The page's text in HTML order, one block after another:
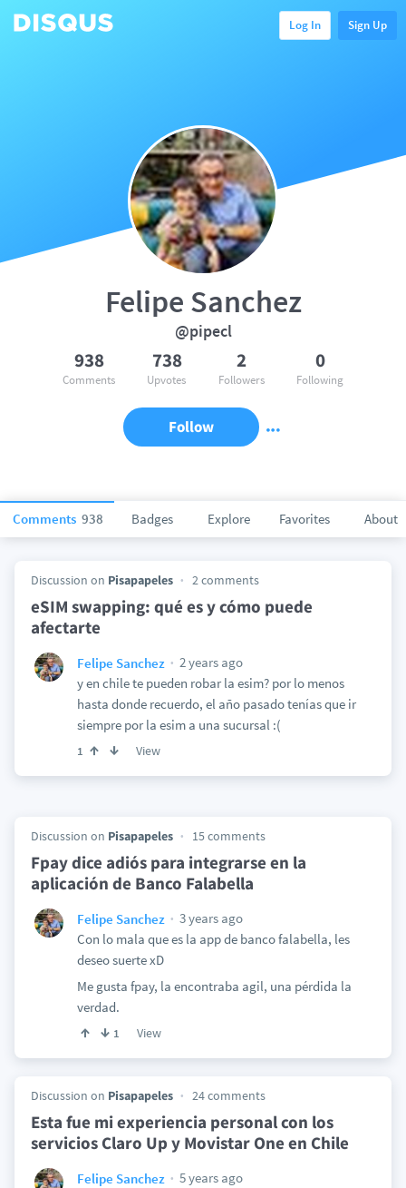
Log In Sign Up
Comments 938 Badges Explore Favorites About
Felipe Sanchez
@pipecl
938
Comments
738
Upvotes
2
Followers
0
Following
Follow
Discussion on Pisapapeles 2 comments
eSIM swapping: qué es y cómo puede
afectarte
Felipe Sanchez
2 years ago
y en chile te pueden robar la esim? por lo menos
hasta donde recuerdo, el año pasado tenías que ir
siempre por la esim a una sucursal :(
1 View
Discussion on Pisapapeles 15 comments
Fpay dice adiós para integrarse en la
aplicación de Banco Falabella
Felipe Sanchez
3 years ago
Con lo mala que es la app de banco falabella, les
deseo suerte xD
Me gusta fpay, la encontraba agil, una pérdida la
verdad.
1 View
Discussion on Pisapapeles 24 comments
Esta fue mi experiencia personal con los
servicios Claro Up y Movistar One en Chile
Felipe Sanchez
5 years ago